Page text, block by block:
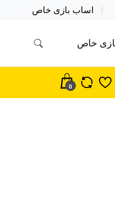
اساب بازی خاص
خاص
0